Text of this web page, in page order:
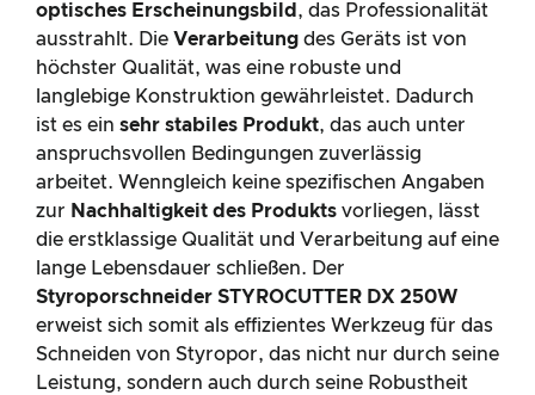
optisches Erscheinungsbild , das Professionalität
ausstrahlt. Die Verarbeitung des Geräts ist von
höchster Qualität, was eine robuste und
langlebige Konstruktion gewährleistet. Dadurch
ist es ein sehr stabiles Produkt, das auch unter
anspruchsvollen Bedingungen zuverlässig
arbeitet. Wenngleich keine spezifischen Angaben
zur Nachhaltigkeit des Produkts vorliegen, lässt
die erstklassige Qualität und Verarbeitung auf eine
lange Lebensdauer schließen. Der
Styroporschneider STYROCUTTER DX 250W
erweist sich somit als effizientes Werkzeug für das
Schneiden von Styropor, das nicht nur durch seine
Leistung, sondern auch durch seine Robustheit